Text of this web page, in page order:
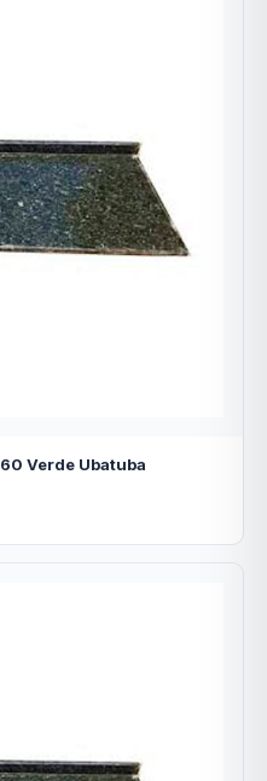
Verde Ubatuba